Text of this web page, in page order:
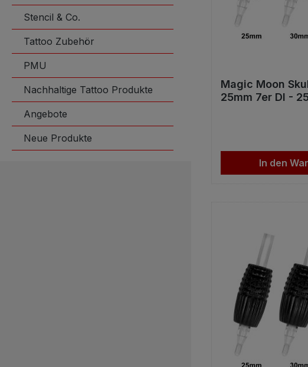
Stencil & Co.
Tattoo Zubehör
PMU
Nachhaltige Tattoo Produkte
Angebote
Neue Produkte
Magic Moon
25mm 7er DI -
In den